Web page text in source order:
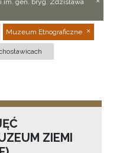
im. gen. bryg. Zdzisława
Muzeum Etnograficzne
ZIEMI